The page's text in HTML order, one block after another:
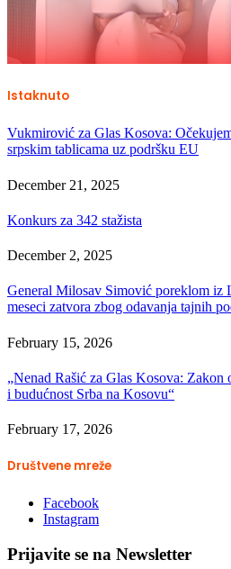
Istaknuto
Vukmirović za Glas Kosova:
srpskim tablicama uz podršku EU
December 21, 2025
Konkurs za 342 stažista
December 2, 2025
General Milosav Simović poreklom iz
meseci zatvora zbog odavanja tajnih
February 15, 2026
„Nenad Rašić za Glas Kosova: Zakon
i budućnost Srba na Kosovu“
February 17, 2026
Društvene mreže
Facebook
Instagram
Prijavite se na Newsletter